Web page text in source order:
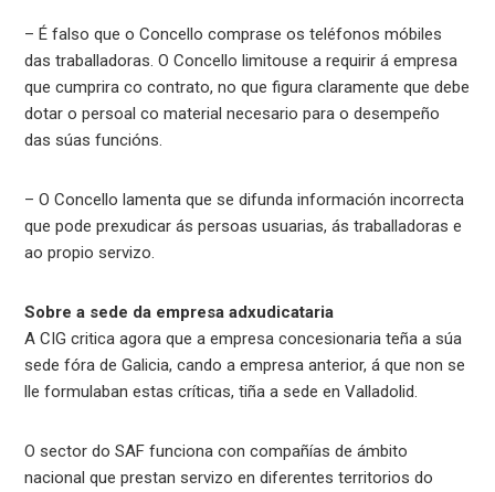
– É falso que o Concello comprase os teléfonos móbiles
das traballadoras. O Concello limitouse a requirir á empresa
que cumprira co contrato, no que figura claramente que debe
dotar o persoal co material necesario para o desempeño
das súas funcións.
– O Concello lamenta que se difunda información incorrecta
que pode prexudicar ás persoas usuarias, ás traballadoras e
ao propio servizo.
Sobre a sede da empresa adxudicataria
A CIG critica agora que a empresa concesionaria teña a súa
sede fóra de Galicia, cando a empresa anterior, á que non se
lle formulaban estas críticas, tiña a sede en Valladolid.
O sector do SAF funciona con compañías de ámbito
nacional que prestan servizo en diferentes territorios do